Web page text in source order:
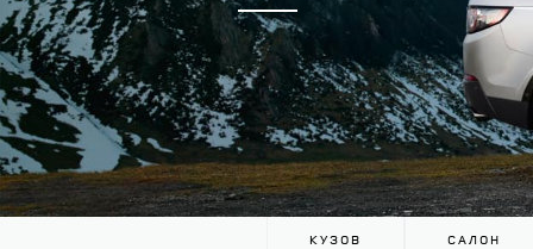
КУЗОВ САЛОН